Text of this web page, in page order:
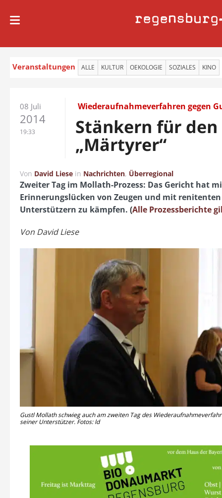
regensburg
Veranstaltungen ALLE KULTUR OEKOLOGIE SOZIALES KINO
08 Juli
2014
19:33
Wiederaufnahmeverfahren gegen
Stänkern für den
„Märtyrer“
Von David Liese in Nachrichten, Überregional
Zweiter Tag im Mollath-Prozess: Das Gericht hat
Erinnerungslücken von Zeugen und mit renitenten
Unterstützern zu kämpfen. (Alle Prozessberichte
Von David Liese
Gustl Mollath schwieg auch am zweiten Tag des
seiner Unterstützer. Fotos: ld